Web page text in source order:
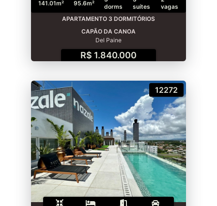
141.01m² 95.6m²
dorms
suítes
vagas
APARTAMENTO 3 DORMITÓRIOS
CAPÃO DA CANOA
Del Paine
R$ 1.840.000
12272